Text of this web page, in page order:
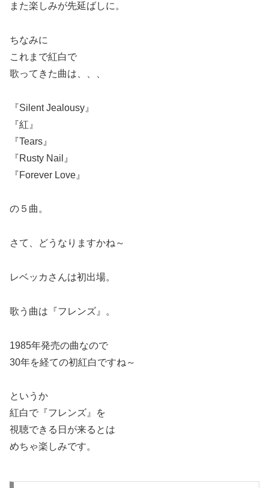
また楽しみが先延ばしに。
ちなみに
これまで紅白で
歌ってきた曲は、、、
『Silent Jealousy』
『紅』
『Tears』
『Rusty Nail』
『Forever Love』
の５曲。
さて、どうなりますかね～
レベッカさんは初出場。
歌う曲は『フレンズ』。
1985年発売の曲なので
30年を経ての初紅白ですね～
というか
紅白で『フレンズ』を
視聴できる日が来るとは
めちゃ楽しみです。